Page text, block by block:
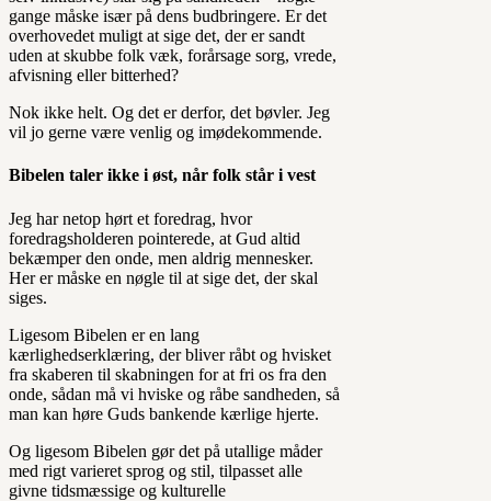
gange måske især på dens budbringere. Er det
overhovedet muligt at sige det, der er sandt
uden at skubbe folk væk, forårsage sorg, vrede,
afvisning eller bitterhed?
Nok ikke helt. Og det er derfor, det bøvler. Jeg
vil jo gerne være venlig og imødekommende.
Bibelen taler ikke i øst, når folk står i vest
Jeg har netop hørt et foredrag, hvor
foredragsholderen pointerede, at Gud altid
bekæmper den onde, men aldrig mennesker.
Her er måske en nøgle til at sige det, der skal
siges.
Ligesom Bibelen er en lang
kærlighedserklæring, der bliver råbt og hvisket
fra skaberen til skabningen for at fri os fra den
onde, sådan må vi hviske og råbe sandheden, så
man kan høre Guds bankende kærlige hjerte.
Og ligesom Bibelen gør det på utallige måder
med rigt varieret sprog og stil, tilpasset alle
givne tidsmæssige og kulturelle